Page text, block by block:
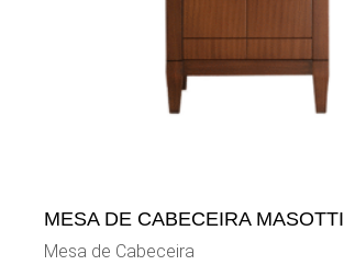
MESA DE CABECEIRA MASOTTI
Mesa de Cabeceira